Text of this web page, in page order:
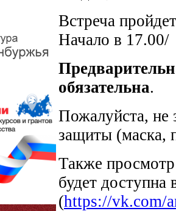
Встреча
Начало в 17.00/
обязательна.
Пожалуйста, не
защиты (маска,
Также просмотр
будет
(https://vk.com/